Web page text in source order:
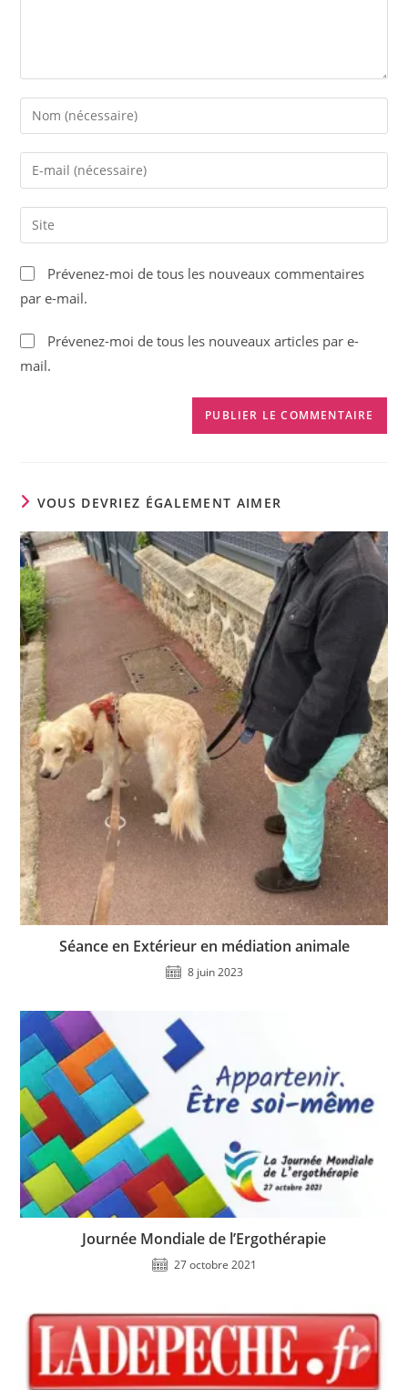
Enter
your
name
comment
Enter
your
email
address
comment
Saisir
l’URL
de
votre
site
(facultatif)
Prévenez-moi de tous les nouveaux commentaires
par e-mail.
Prévenez-moi de tous les nouveaux articles par e-
mail.
VOUS DEVRIEZ ÉGALEMENT AIMER
Séance en Extérieur en médiation animale
8 juin 2023
Journée Mondiale de l’Ergothérapie
27 octobre 2021